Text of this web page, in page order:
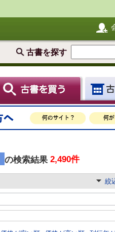
古書を探す
の検索結果 2,490件
絞